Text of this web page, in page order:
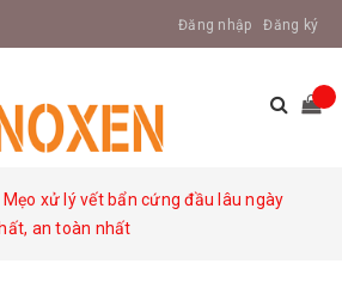
Đăng nhập Đăng ký
Mẹo xử lý vết bẩn cứng đầu lâu ngày
an toàn nhất